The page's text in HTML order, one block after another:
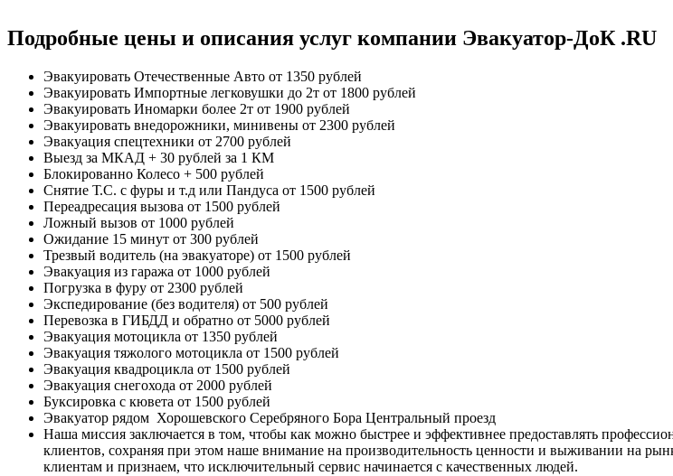
Подробные цены и описания услуг компании Эвакуатор-ДоК .RU
Эвакуировать Отечественные Авто от 1350 рублей
Эвакуировать Импортные легковушки до 2т от 1800 рублей
Эвакуировать Иномарки более 2т от 1900 рублей
Эвакуировать внедорожники, минивены от 2300 рублей
Эвакуация спецтехники от 2700 рублей
Выезд за МКАД + 30 рублей за 1 КМ
Блокированно Колесо + 500 рублей
Снятие Т.С. с фуры и т.д или Пандуса от 1500 рублей
Переадресация вызова от 1500 рублей
Ложный вызов от 1000 рублей
Ожидание 15 минут от 300 рублей
Трезвый водитель (на эвакуаторе) от 1500 рублей
Эвакуация из гаража от 1000 рублей
Погрузка в фуру от 2300 рублей
Экспедирование (без водителя) от 500 рублей
Перевозка в ГИБДД и обратно от 5000 рублей
Эвакуация мотоцикла от 1350 рублей
Эвакуация тяжолого мотоцикла от 1500 рублей
Эвакуация квадроцикла от 1500 рублей
Эвакуация снегохода от 2000 рублей
Буксировка с кювета от 1500 рублей
Эвакуатор рядом Хорошевского Серебряного Бора Центральный проезд
Наша миссия заключается в том, чтобы как можно быстрее и эффективнее предоставлять
клиентов, сохраняя при этом наше внимание на производительность ценности и выживании на
клиентам и признаем, что исключительный сервис начинается с качественных людей.